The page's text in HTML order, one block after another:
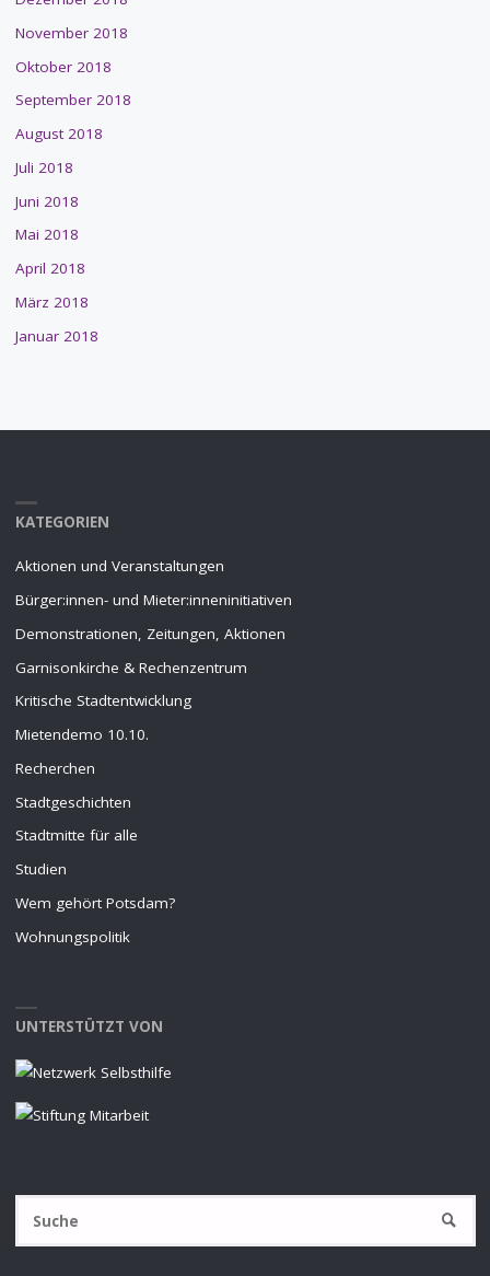
November 2018
Oktober 2018
September 2018
August 2018
Juli 2018
Juni 2018
Mai 2018
April 2018
März 2018
Januar 2018
KATEGORIEN
Aktionen und Veranstaltungen
Bürger:innen- und Mieter:inneninitiativen
Demonstrationen, Zeitungen, Aktionen
Garnisonkirche & Rechenzentrum
Kritische Stadtentwicklung
Mietendemo 10.10.
Recherchen
Stadtgeschichten
Stadtmitte für alle
Studien
Wem gehört Potsdam?
Wohnungspolitik
UNTERSTÜTZT VON
SUCHE